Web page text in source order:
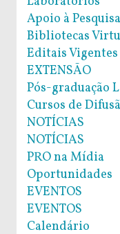
Apoio à Pesquisa
Bibliotecas
Editais Vigentes
EXTENSÃO
Pós-graduação
Cursos de
NOTÍCIAS
NOTÍCIAS
PRO na Mídia
Oportunidades
EVENTOS
EVENTOS
Calendário